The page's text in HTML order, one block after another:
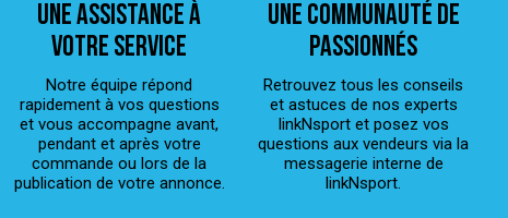
Une assistance à
votre service
Notre équipe répond
rapidement à vos questions
et vous accompagne avant,
pendant et après votre
commande ou lors de la
publication de votre annonce.
Une Communauté de
passionnés
Retrouvez tous les conseils
et astuces de nos experts
linkNsport et posez vos
questions aux vendeurs via la
messagerie interne de
linkNsport.